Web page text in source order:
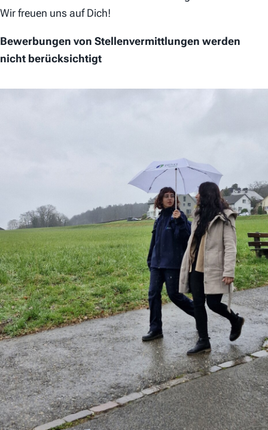
Wir freuen uns auf Dich!
Bewerbungen von Stellenvermittlungen werden
nicht berücksichtigt